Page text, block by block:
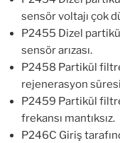
sensör voltajı çok
P2455 Dizel
sensör arızası.
P2458 Partikül
rejenerasyon
P2459 Partikül
frekansı mantıksız.
P246C Giriş